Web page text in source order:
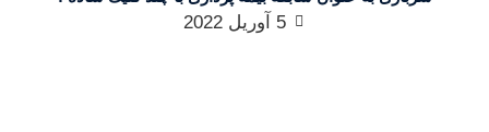
5 آوریل 2022